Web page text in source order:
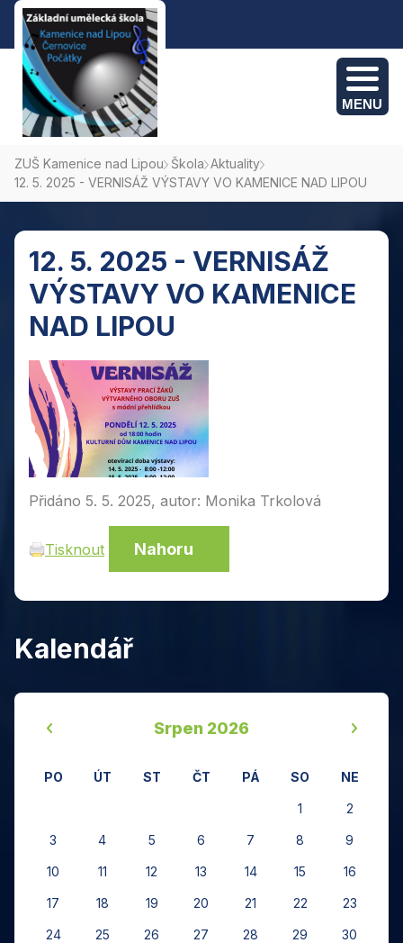
Kamenice nad Lipou: +420 775 382 095
MENU
ZUŠ Kamenice nad Lipou Škola Aktuality
12. 5. 2025 - VERNISÁŽ VÝSTAVY VO KAMENICE NAD LIPOU
12. 5. 2025 - VERNISÁŽ
VÝSTAVY VO KAMENICE
NAD LIPOU
Přidáno 5. 5. 2025, autor: Monika Trkolová
Tisknout Nahoru
Kalendář
Srpen 2026
PO ÚT ST ČT PÁ SO NE
1 2
3 4 5 6 7 8 9
10 11 12 13 14 15 16
17 18 19 20 21 22 23
24 25 26 27 28 29 30